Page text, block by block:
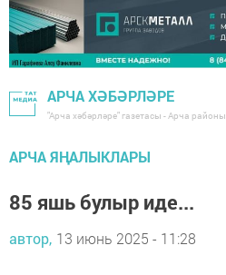
АРЧА ХӘБӘРЛӘРЕ
"Арча хәбәрләре" газетасы - Арча районы
АРЧА ЯҢАЛЫКЛАРЫ
85 яшь булыр иде...
автор, 13 июнь 2025 - 11:28